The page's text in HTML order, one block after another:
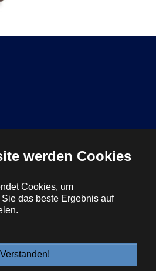
werden Cookies
Cookies, um
das beste Ergebnis auf
Verstanden!
65 ∙ 81825 München ∙ Tel: